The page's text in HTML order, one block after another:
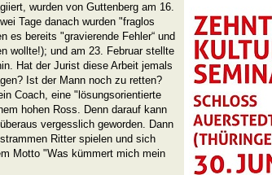
wurden von Guttenberg am 16.
Tage danach wurden "fraglos
es bereits "gravierende Fehler“ und
wollte!); und am 23. Februar stellte
Hat der Jurist diese Arbeit jemals
Ist der Mann noch zu retten?
Coach, eine "lösungsorientierte
hohen Ross. Denn darauf kann
vergesslich geworden. Dann
Ritter spielen und sich
Motto "Was kümmert mich mein